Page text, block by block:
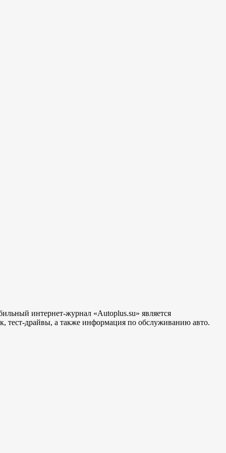
интернет-журнал «Autoplus.su» является
тест-драйвы, а также информация по обслуживанию авто.